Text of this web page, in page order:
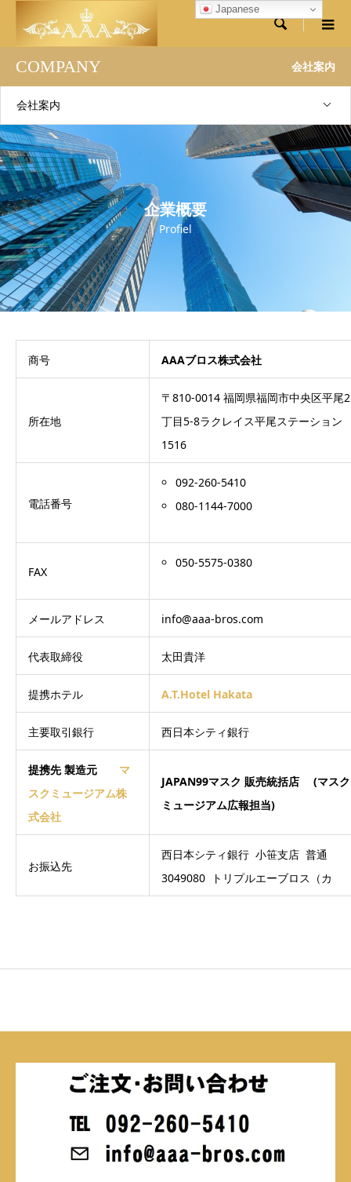

COMPANY 会社案内
会社案内
企業概要
Profiel
商号 AAAブロス株式会社
所在地
〒810-0014 福岡県福岡市中央区平尾2
丁目5-8ラクレイス平尾ステーション
1516
電話番号
092-260-5410
080-1144-7000
FAX
050-5575-0380
メールアドレス info@aaa-bros.com
代表取締役 太田貴洋
提携ホテル A.T.Hotel Hakata
主要取引銀行 西日本シティ銀行
提携先 製造元 マ
スクミュージアム株
式会社
JAPAN99マスク 販売統括店 (マスク
ミュージアム広報担当)
お振込先
西日本シティ銀行 小笹支店 普通
3049080 トリプルエーブロス（カ
Japanese